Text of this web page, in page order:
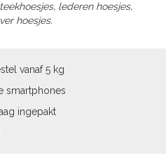
lederen hoesjes,
hoesjes.
vanaf 5 kg
smartphones
ingepakt